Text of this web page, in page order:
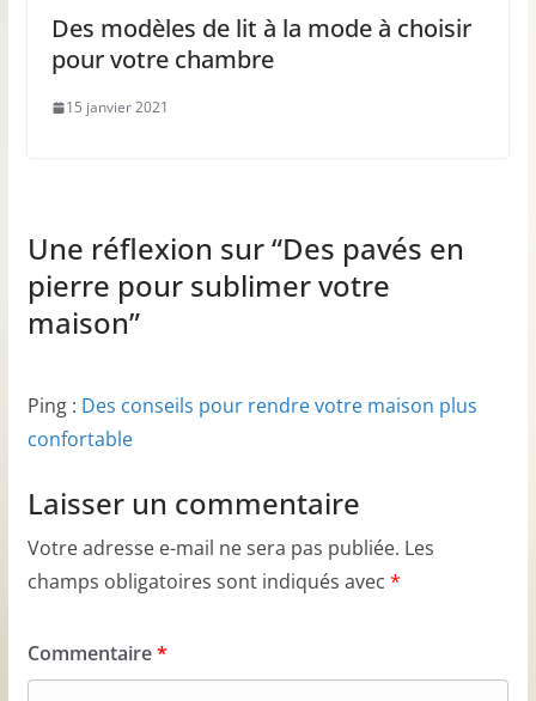
Des modèles de lit à la mode à choisir
pour votre chambre
15 janvier 2021
Une réflexion sur “Des pavés en
pierre pour sublimer votre
maison”
Ping : Des conseils pour rendre votre maison plus
confortable
Laisser un commentaire
Votre adresse e-mail ne sera pas publiée. Les
champs obligatoires sont indiqués avec *
Commentaire*